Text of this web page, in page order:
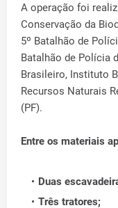
A operação foi
Conservação da
5º Batalhão de
Batalhão de Polícia
Brasileiro, Instituto
Recursos Naturais
(PF).
Entre os materiais
Duas
Três tratores;